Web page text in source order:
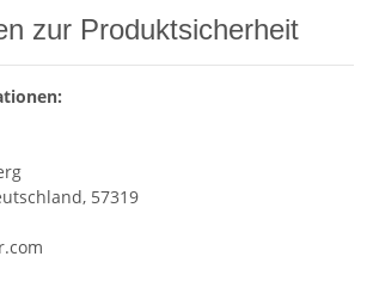
zur Produktsicherheit
57319